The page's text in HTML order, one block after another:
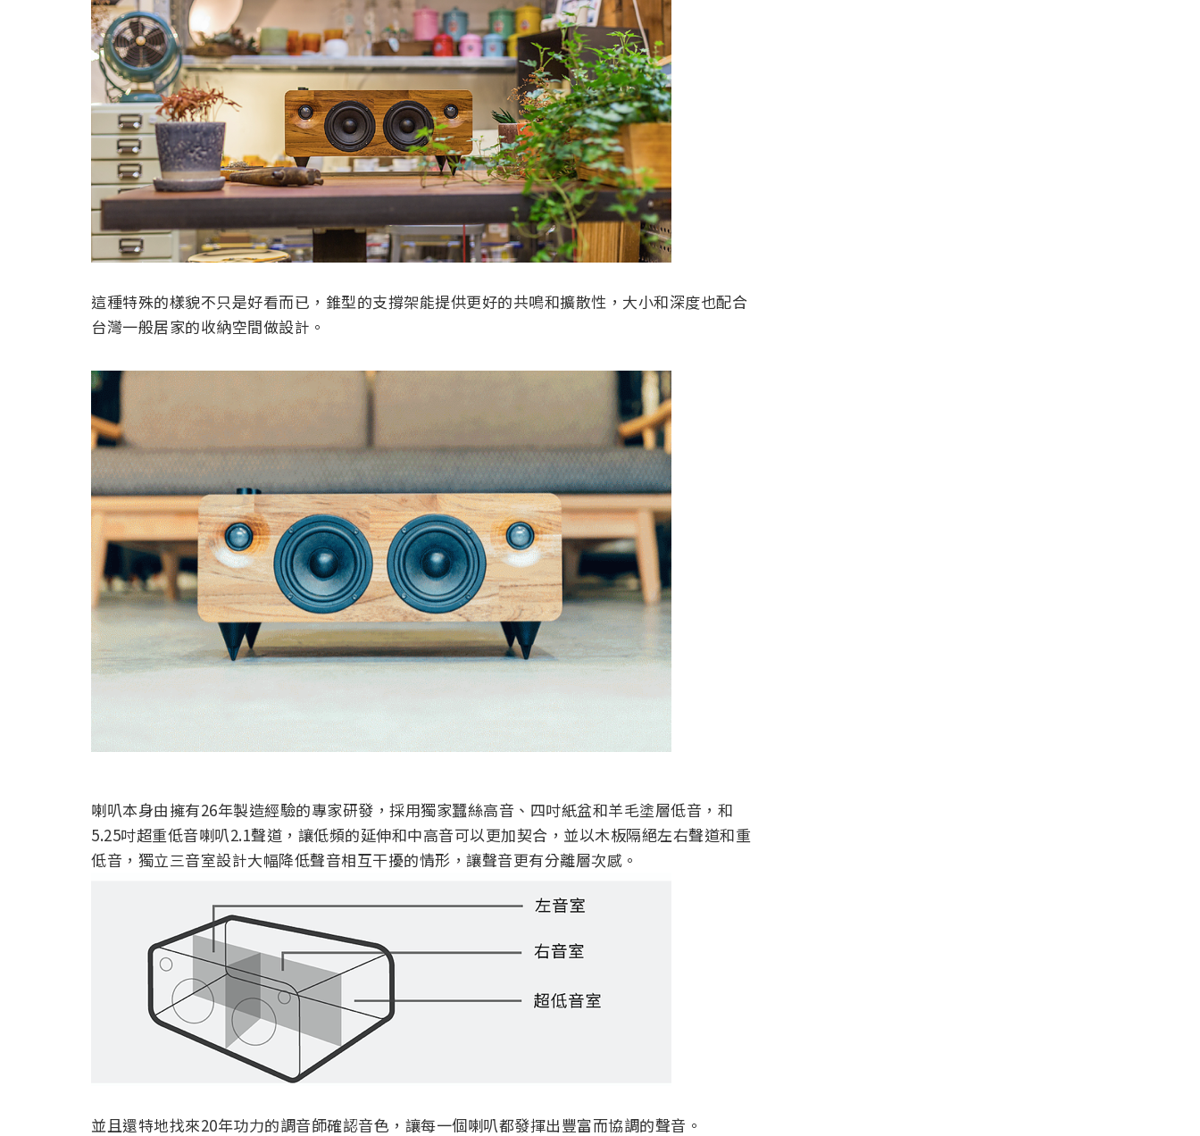
這種特殊的樣貌不只是好看而已，錐型的支撐架能提供更好的共鳴和擴散性，大小和深度也配合
台灣一般居家的收納空間做設計。
喇叭本身由擁有26年製造經驗的專家研發，採用獨家蠶絲高音、四吋紙盆和羊毛塗層低音，和
5.25吋超重低音喇叭2.1聲道，讓低頻的延伸和中高音可以更加契合，並以木板隔絕左右聲道和重
低音，獨立三音室設計大幅降低聲音相互干擾的情形，讓聲音更有分離層次感。
並且還特地找來20年功力的調音師確認音色，讓每一個喇叭都發揮出豐富而協調的聲音。